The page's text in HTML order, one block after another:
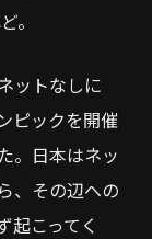
。
ットなしに
ピックを開催
。日本はネッ
、その辺への
起こってく